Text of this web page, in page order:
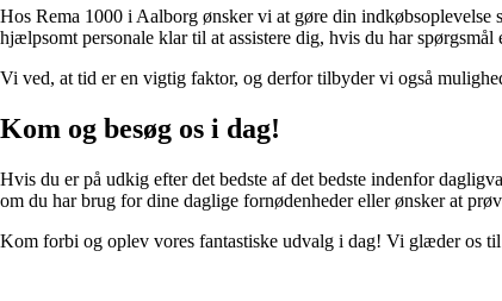
Hos Rema 1000 i Aalborg ønsker vi at gøre din
hjælpsomt personale klar til at assistere dig, hvis du har
Vi ved, at tid er en vigtig faktor, og derfor tilbyder vi også
Kom og besøg os i dag!
Hvis du er på udkig efter det bedste af det bedste indenfor
om du har brug for dine daglige fornødenheder eller ønsker at
Kom forbi og oplev vores fantastiske udvalg i dag! Vi glæder os